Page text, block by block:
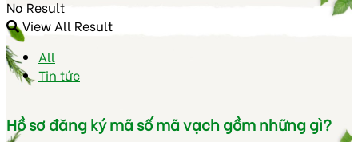
No Result
View All Result
All
Tin tức
Hồ sơ đăng ký mã số mã vạch gồm những gì?